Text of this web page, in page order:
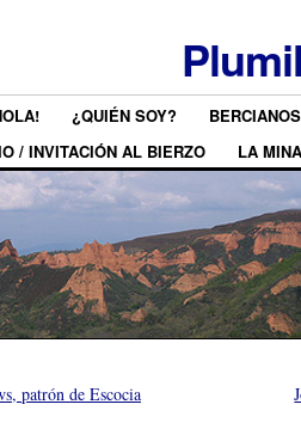
¿QUIÉN SOY?
/ INVITACIÓN AL BIERZO
LA MINA
patrón de Escocia